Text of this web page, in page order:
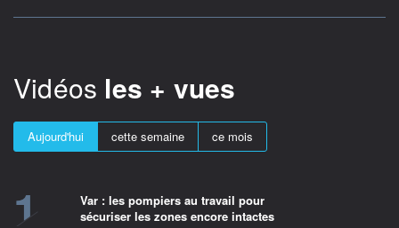
Vidéos les + vues
Aujourd'hui cette semaine ce mois
1
Var : les pompiers au travail pour
sécuriser les zones encore intactes